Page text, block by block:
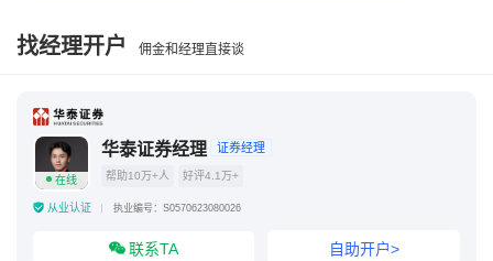
HALO概念是什么 碳交易概念股龙头
找经理开户 佣金和经理直接谈
在线
华泰证券经理 证券经理
帮助10万+人 好评4.1万+
从业认证 执业编号：S0570623080026
联系TA 自助开户>